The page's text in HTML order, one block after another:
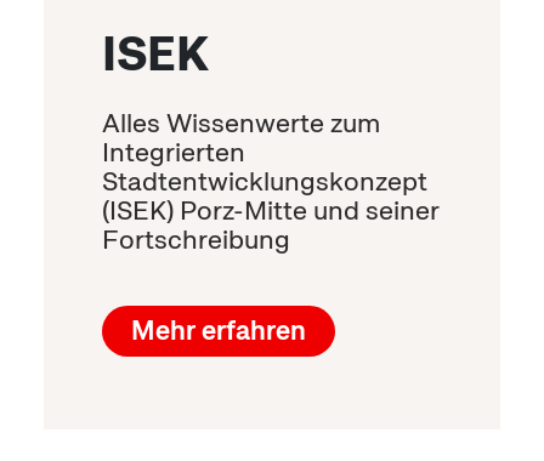
ISEK
Alles Wissenwerte zum
Integrierten
Stadtentwicklungskonzept
(ISEK) Porz-Mitte und seiner
Fortschreibung
Mehr erfahren